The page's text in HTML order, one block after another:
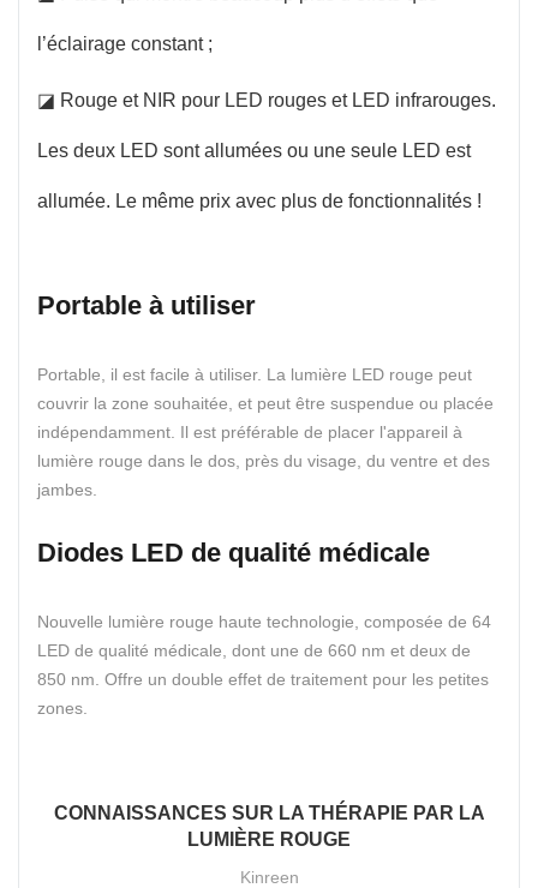
l’éclairage constant ;
◪ Rouge et NIR pour LED rouges et LED infrarouges.
Les deux LED sont allumées ou une seule LED est
allumée. Le même prix avec plus de fonctionnalités !
Portable à utiliser
Portable, il est facile à utiliser. La lumière LED rouge peut
couvrir la zone souhaitée, et peut être suspendue ou placée
indépendamment. Il est préférable de placer l'appareil à
lumière rouge dans le dos, près du visage, du ventre et des
jambes.
Diodes LED de qualité médicale
Nouvelle lumière rouge haute technologie, composée de 64
LED de qualité médicale, dont une de 660 nm et deux de
850 nm. Offre un double effet de traitement pour les petites
zones.
CONNAISSANCES SUR LA THÉRAPIE PAR LA
LUMIÈRE ROUGE
Kinreen